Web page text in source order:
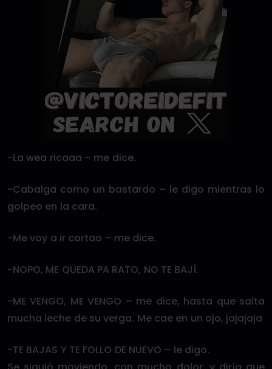
-La wea ricaaa – me dice.
-Cabalga como un bastardo – le digo mientras lo
golpeo en la cara.
-Me voy a ir cortao – me dice.
-NOPO, ME QUEDA PA RATO, NO TE BAJÍ.
-ME VENGO, ME VENGO – me dice, hasta que salta
mucha leche de su verga. Me cae en un ojo, jajajaja
-TE BAJAS Y TE FOLLO DE NUEVO – le digo.